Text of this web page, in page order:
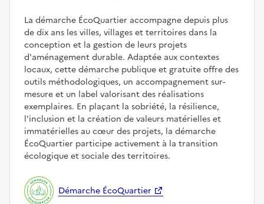
La démarche ÉcoQuartier accompagne depuis plus
de dix ans les villes, villages et territoires dans la
conception et la gestion de leurs projets
d'aménagement durable. Adaptée aux contextes
locaux, cette démarche publique et gratuite offre des
outils méthodologiques, un accompagnement sur-
mesure et un label valorisant des réalisations
exemplaires. En plaçant la sobriété, la résilience,
l'inclusion et la création de valeurs matérielles et
immatérielles au cœur des projets, la démarche
ÉcoQuartier participe activement à la transition
écologique et sociale des territoires.
Démarche ÉcoQuartier